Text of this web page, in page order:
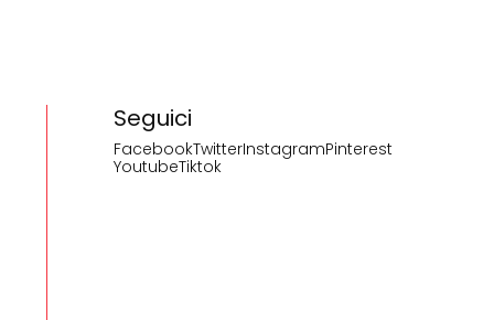
Seguici
FacebookTwitterInstagramPinterest
YoutubeTiktok